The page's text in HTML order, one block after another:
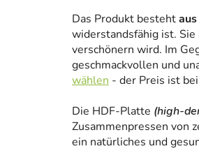
Das Produkt besteht
widerstandsfähig ist. Sie
verschönern wird. Im
geschmackvollen und
wählen - der Preis ist
Die HDF-Platte (high-
Zusammenpressen von
ein natürliches und